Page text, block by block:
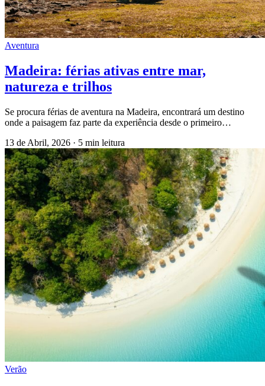
Aventura
Madeira: férias ativas entre mar,
natureza e trilhos
Se procura férias de aventura na Madeira, encontrará um destino
onde a paisagem faz parte da experiência desde o primeiro…
13 de Abril, 2026 · 5 min leitura
Verão